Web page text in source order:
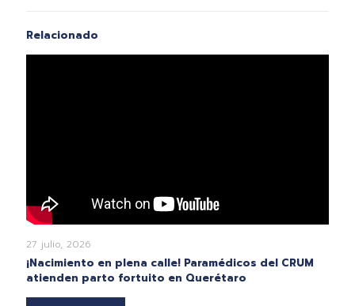
Relacionado
27 julio, 2026
¡Nacimiento en plena calle! Paramédicos del CRUM
atienden parto fortuito en Querétaro